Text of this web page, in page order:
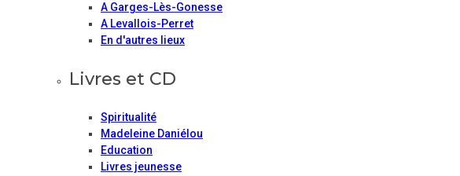
A Garges-Lès-Gonesse
A Levallois-Perret
En d'autres lieux
Livres et CD
Spiritualité
Madeleine Daniélou
Education
Livres jeunesse